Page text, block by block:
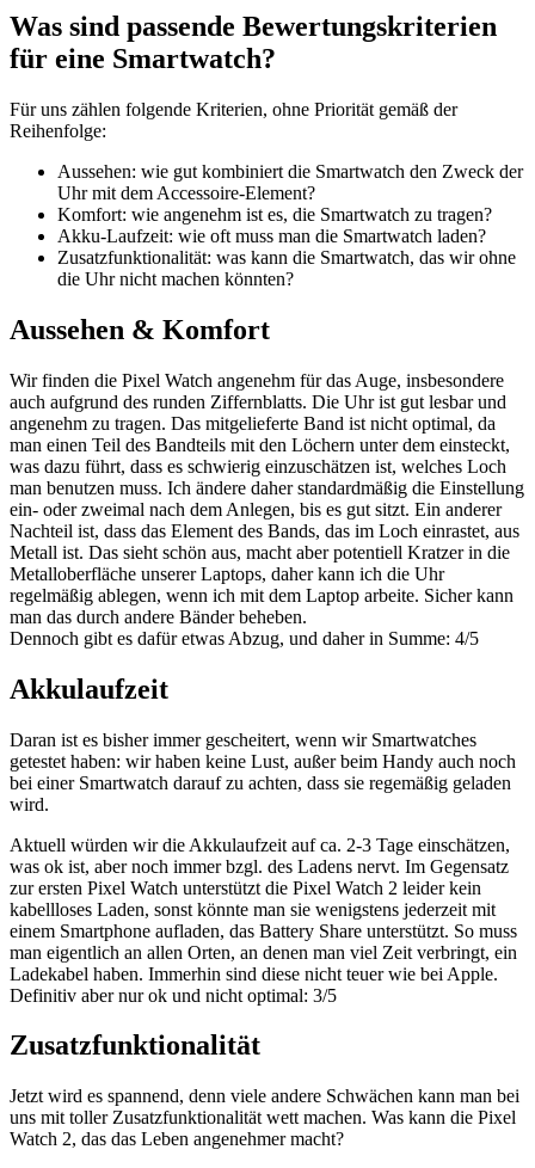
Was sind passende Bewertungskriterien
für eine Smartwatch?
Für uns zählen folgende Kriterien, ohne Priorität gemäß der
Reihenfolge:
Aussehen: wie gut kombiniert die Smartwatch den Zweck der
Uhr mit dem Accessoire-Element?
Komfort: wie angenehm ist es, die Smartwatch zu tragen?
Akku-Laufzeit: wie oft muss man die Smartwatch laden?
Zusatzfunktionalität: was kann die Smartwatch, das wir ohne
die Uhr nicht machen könnten?
Aussehen & Komfort
Wir finden die Pixel Watch angenehm für das Auge, insbesondere
auch aufgrund des runden Ziffernblatts. Die Uhr ist gut lesbar und
angenehm zu tragen. Das mitgelieferte Band ist nicht optimal, da
man einen Teil des Bandteils mit den Löchern unter dem einsteckt,
was dazu führt, dass es schwierig einzuschätzen ist, welches Loch
man benutzen muss. Ich ändere daher standardmäßig die Einstellung
ein- oder zweimal nach dem Anlegen, bis es gut sitzt. Ein anderer
Nachteil ist, dass das Element des Bands, das im Loch einrastet, aus
Metall ist. Das sieht schön aus, macht aber potentiell Kratzer in die
Metalloberfläche unserer Laptops, daher kann ich die Uhr
regelmäßig ablegen, wenn ich mit dem Laptop arbeite. Sicher kann
man das durch andere Bänder beheben.
Dennoch gibt es dafür etwas Abzug, und daher in Summe: 4/5
Akkulaufzeit
Daran ist es bisher immer gescheitert, wenn wir Smartwatches
getestet haben: wir haben keine Lust, außer beim Handy auch noch
bei einer Smartwatch darauf zu achten, dass sie regemäßig geladen
wird.
Aktuell würden wir die Akkulaufzeit auf ca. 2-3 Tage einschätzen,
was ok ist, aber noch immer bzgl. des Ladens nervt. Im Gegensatz
zur ersten Pixel Watch unterstützt die Pixel Watch 2 leider kein
kabellloses Laden, sonst könnte man sie wenigstens jederzeit mit
einem Smartphone aufladen, das Battery Share unterstützt. So muss
man eigentlich an allen Orten, an denen man viel Zeit verbringt, ein
Ladekabel haben. Immerhin sind diese nicht teuer wie bei Apple.
Definitiv aber nur ok und nicht optimal: 3/5
Zusatzfunktionalität
Jetzt wird es spannend, denn viele andere Schwächen kann man bei
uns mit toller Zusatzfunktionalität wett machen. Was kann die Pixel
Watch 2, das das Leben angenehmer macht?